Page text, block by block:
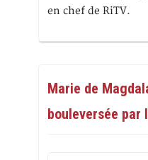
en chef de RiTV.
Marie de
bouleversée par